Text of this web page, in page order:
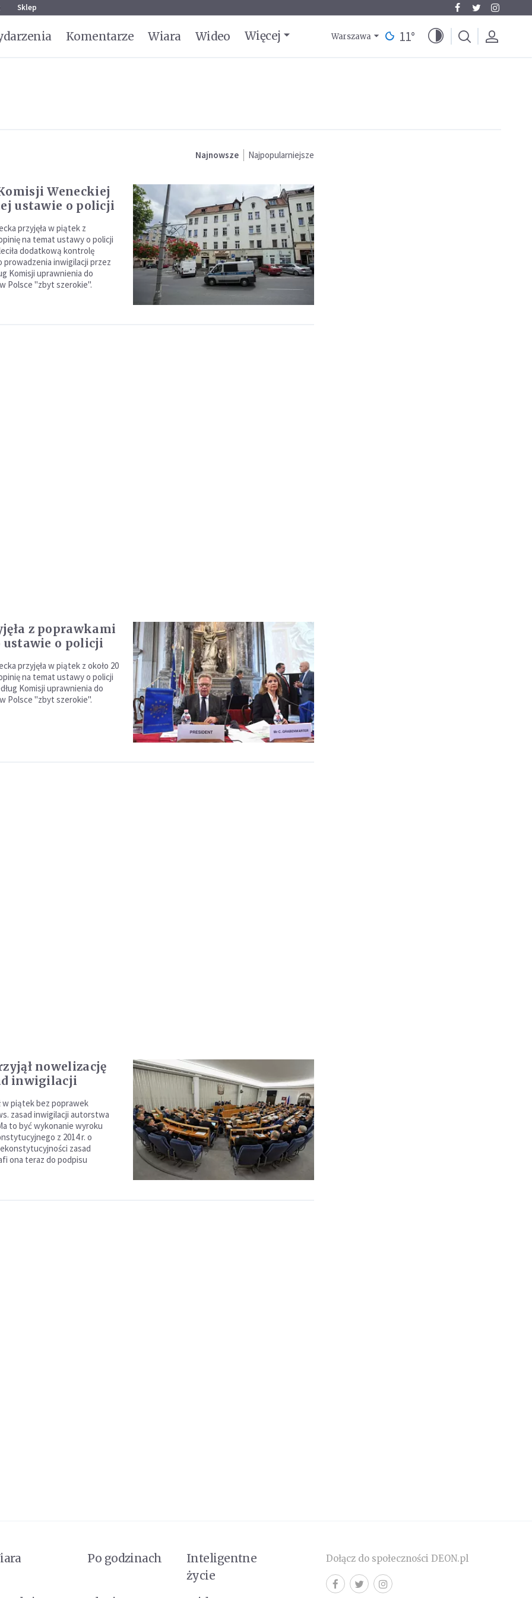
Sklep
Komentarze Wiara Wideo Więcej Warszawa 11°
Najnowsze Najpopularniejsze
Weneckiej
ustawie o policji
przyjęła w piątek z
na temat ustawy o policji
dodatkową kontrolę
prowadzenia inwigilacji przez
Komisji uprawnienia do
Polsce "zbyt szerokie".
z poprawkami
ustawie o policji
przyjęła w piątek z około 20
na temat ustawy o policji
Komisji uprawnienia do
Polsce "zbyt szerokie".
nowelizację
inwigilacji
w piątek bez poprawek
zasad inwigilacji autorstwa
to być wykonanie wyroku
z 2014 r. o
zasad
ona teraz do podpisu
Po godzinach
Inteligentne
życie
Dołącz do społeczności DEON.pl